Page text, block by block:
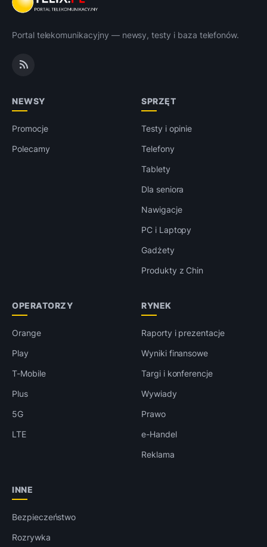
Portal telekomunikacyjny — newsy, testy i baza telefonów.
NEWSY
Promocje
Polecamy
SPRZĘT
Testy i opinie
Telefony
Tablety
Dla seniora
Nawigacje
PC i Laptopy
Gadżety
Produkty z Chin
OPERATORZY
Orange
Play
T-Mobile
Plus
5G
LTE
RYNEK
Raporty i prezentacje
Wyniki finansowe
Targi i konferencje
Wywiady
Prawo
e-Handel
Reklama
INNE
Bezpieczeństwo
Rozrywka